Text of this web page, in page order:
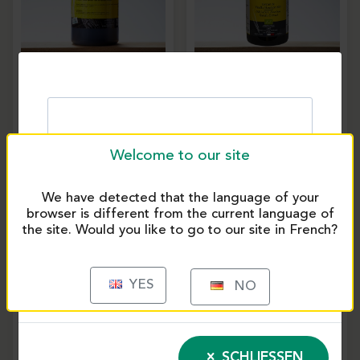
Welcome to our site
We have detected that the language of your
browser is different from the current language of
the site. Would you like to go to our site in French?
YES NO